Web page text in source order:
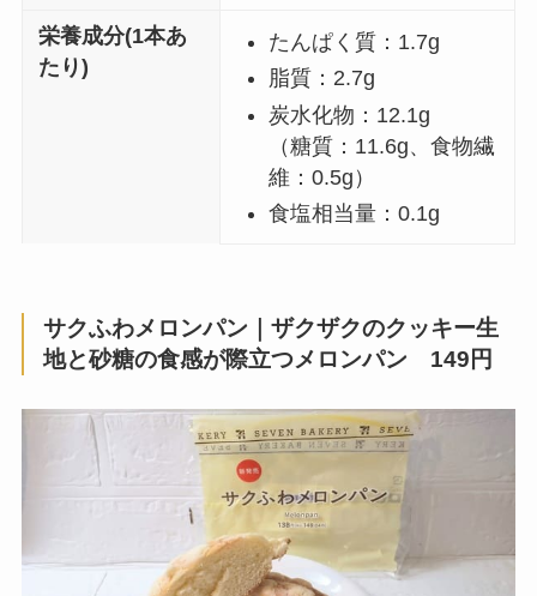
栄養成分(1本あ
たり)
たんぱく質：1.7g
脂質：2.7g
炭水化物：12.1g
（糖質：11.6g、食物繊
維：0.5g）
食塩相当量：0.1g
サクふわメロンパン｜ザクザクのクッキー生
地と砂糖の食感が際立つメロンパン 149円